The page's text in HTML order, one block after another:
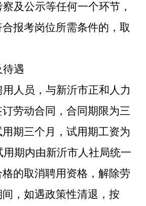
及公示等任何一个环节，
报考岗位所需条件的，取
待遇
用人员，与新沂市正和人力
劳动合同，合同期限为三
期三个月，试用期工资为
用期内由新沂市人社局统一
的取消聘用资格，解除劳
，如遇政策性清退，按